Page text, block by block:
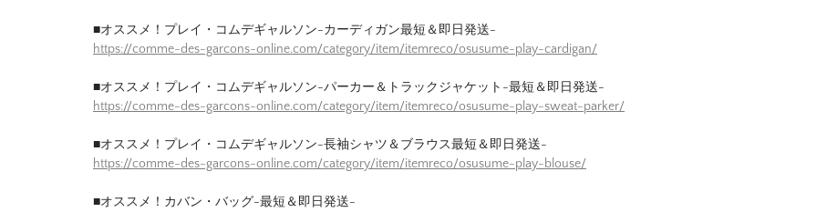
■オススメ！プレイ・コムデギャルソン-カーディガン最短＆即日発送-
https://comme-des-garcons-online.com/category/item/itemreco/osusume-play-cardigan/
■オススメ！プレイ・コムデギャルソン-パーカー＆トラックジャケット-最短＆即日発送-
https://comme-des-garcons-online.com/category/item/itemreco/osusume-play-sweat-parker/
■オススメ！プレイ・コムデギャルソン-長袖シャツ＆ブラウス最短＆即日発送-
https://comme-des-garcons-online.com/category/item/itemreco/osusume-play-blouse/
■オススメ！カバン・バッグ-最短＆即日発送-